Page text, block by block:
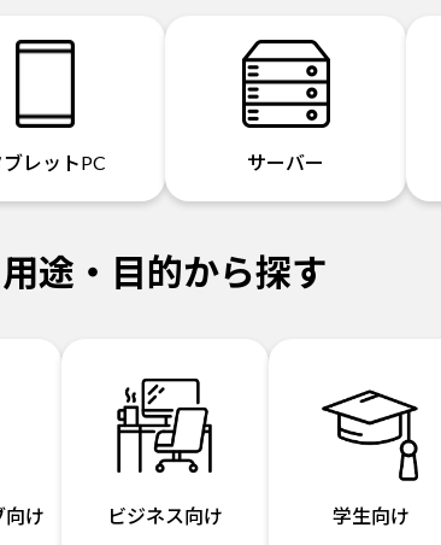
ブレットPC サーバー
用途・目的から探す
向け ビジネス向け 学生向け